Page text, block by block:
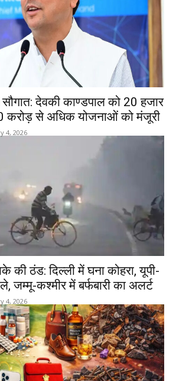
सौगात: देवकी काण्डपाल को 20 हजार
करोड़ से अधिक योजनाओं को मंजूरी
4, 2026
की ठंड: दिल्ली में घना कोहरा, यूपी-
जम्मू-कश्मीर में बर्फबारी का अलर्ट
4, 2026